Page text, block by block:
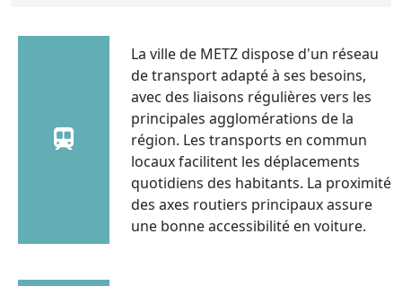
La ville de METZ dispose d'un réseau
de transport adapté à ses besoins,
avec des liaisons régulières vers les
principales agglomérations de la
région. Les transports en commun
locaux facilitent les déplacements
quotidiens des habitants. La proximité
des axes routiers principaux assure
une bonne accessibilité en voiture.